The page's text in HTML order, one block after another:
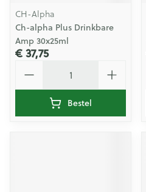
CH-Alpha
Ch-alpha Plus Drinkbare
Amp 30x25ml
€ 37,75
Bestel